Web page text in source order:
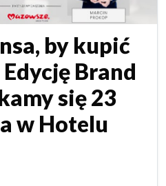
by kupić
Brand
się 23
w Hotelu